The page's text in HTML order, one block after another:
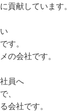
貢献しています。
す。
の会社です。
員へ
、
会社です。